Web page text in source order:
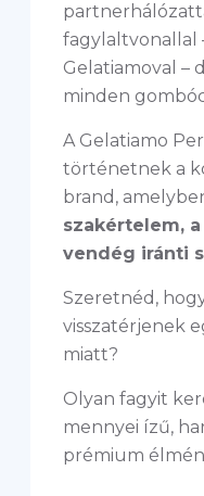
fagylaltvonallal
Gelatiamoval –
minden
A Gelatiamo
történetnek a
brand,
szakértelem,
vendég iránti
Szeretnéd,
visszatérjenek
miatt?
Olyan fagyit
mennyei ízű,
prémium